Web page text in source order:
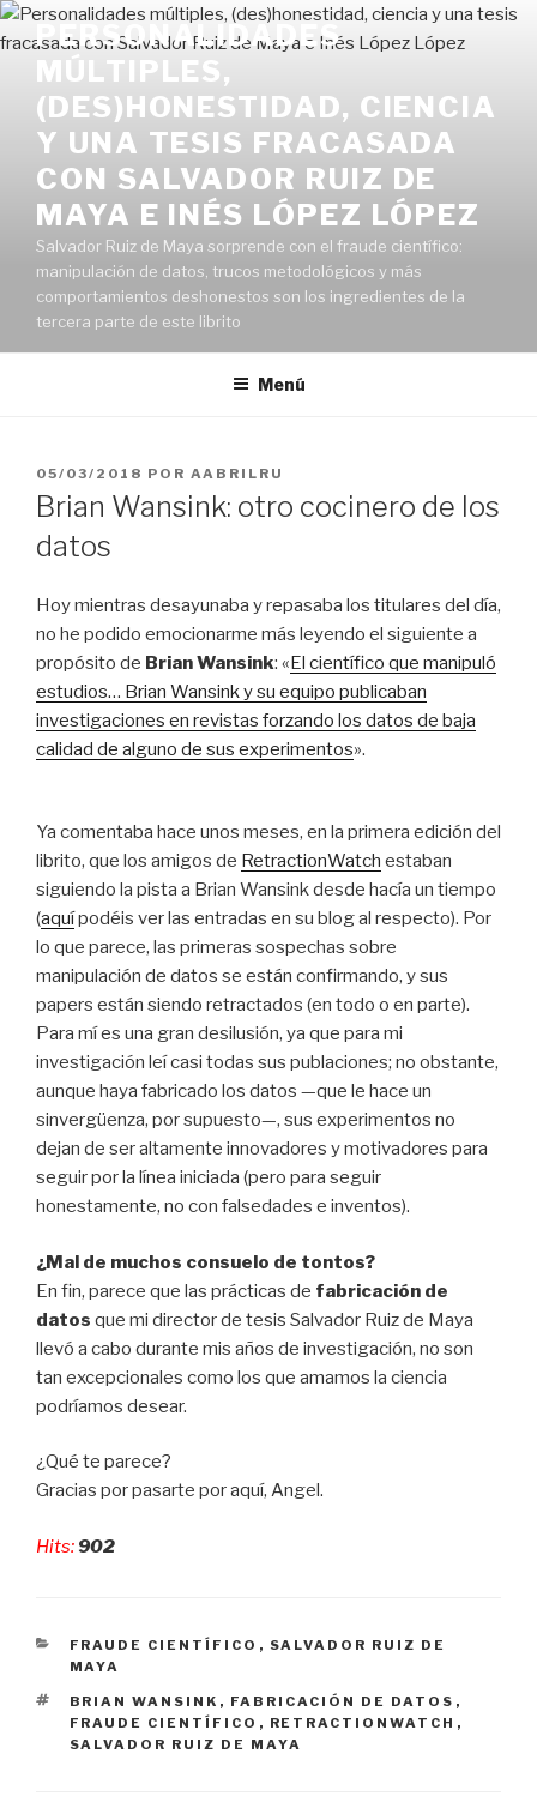
Saltar
al
contenido
PERSONALIDADES
MÚLTIPLES,
(DES)HONESTIDAD, CIENCIA
Y UNA TESIS FRACASADA
CON SALVADOR RUIZ DE
MAYA E INÉS LÓPEZ LÓPEZ
Salvador Ruiz de Maya sorprende con el fraude científico:
manipulación de datos, trucos metodológicos y más
comportamientos deshonestos son los ingredientes de la
tercera parte de este librito
Menú
PUBLICADO
EL
05/03/2018 POR AABRILRU
Brian Wansink: otro cocinero de los
datos
Hoy mientras desayunaba y repasaba los titulares del día,
no he podido emocionarme más leyendo el siguiente a
propósito de Brian Wansink: «El científico que manipuló
estudios… Brian Wansink y su equipo publicaban
investigaciones en revistas forzando los datos de baja
calidad de alguno de sus experimentos».
Ya comentaba hace unos meses, en la primera edición del
librito, que los amigos de RetractionWatch estaban
siguiendo la pista a Brian Wansink desde hacía un tiempo
(aquípodéis ver las entradas en su blog al respecto). Por
lo que parece, las primeras sospechas sobre
manipulación de datos se están confirmando, y sus
papers están siendo retractados (en todo o en parte).
Para mí es una gran desilusión, ya que para mi
investigación leí casi todas sus publaciones; no obstante,
aunque haya fabricado los datos —que le hace un
sinvergüenza, por supuesto—, sus experimentos no
dejan de ser altamente innovadores y motivadores para
seguir por la línea iniciada (pero para seguir
honestamente, no con falsedades e inventos).
¿Mal de muchos consuelo de tontos?
En fin, parece que las prácticas de fabricación de
datos que mi director de tesis Salvador Ruiz de Maya
llevó a cabo durante mis años de investigación, no son
tan excepcionales como los que amamos la ciencia
podríamos desear.
¿Qué te parece?
Gracias por pasarte por aquí, Angel.
Hits: 902
CATEGORÍAS
FRAUDE CIENTÍFICO , SALVADOR RUIZ DE
MAYA
ETIQUETAS
BRIAN WANSINK , FABRICACIÓN DE DATOS ,
FRAUDE CIENTÍFICO , RETRACTIONWATCH ,
SALVADOR RUIZ DE MAYA